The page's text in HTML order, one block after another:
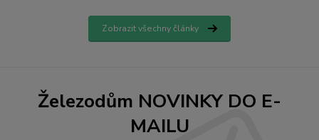
Zobrazit všechny články
Železodům NOVINKY DO E-
MAILU